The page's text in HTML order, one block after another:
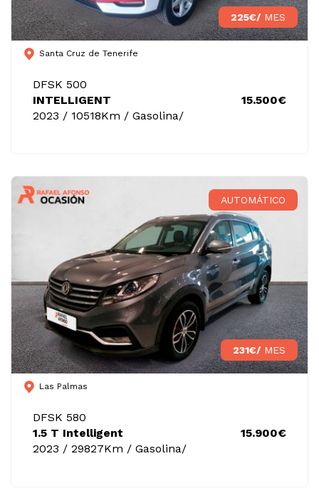
225€/ MES
Santa Cruz de Tenerife
DFSK 500
INTELLIGENT
2023 / 10518Km / Gasolina/
15.500€
AUTOMÁTICO
231€/ MES
Las Palmas
DFSK 580
1.5 T Intelligent
2023 / 29827Km / Gasolina/
15.900€